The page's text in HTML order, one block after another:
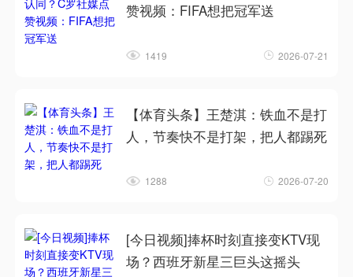
赞视频：FIFA想把冠军送
1419 2026-07-21
【体育头条】王楚淇：铁血不是打
人，节奏快不是打架，把人都踢死
1288 2026-07-20
[今日视频]捧杯时刻直接变KTV现
场？西班牙新星三巨头这摇头